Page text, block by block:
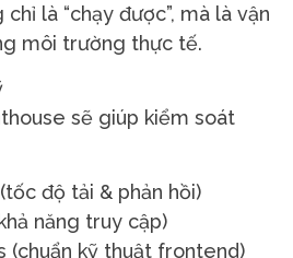
là “chạy được”, mà là vận
môi trường thực tế.
sẽ giúp kiểm soát
(tốc độ tải & phản hồi)
năng truy cập)
(chuẩn kỹ thuật frontend)